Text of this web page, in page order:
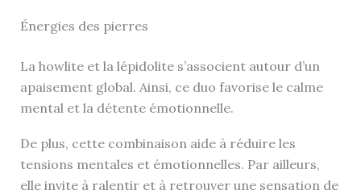
Énergies des pierres
La howlite et la lépidolite s’associent autour d’un
apaisement global. Ainsi, ce duo favorise le calme
mental et la détente émotionnelle.
De plus, cette combinaison aide à réduire les
tensions mentales et émotionnelles. Par ailleurs,
elle invite à ralentir et à retrouver une sensation de